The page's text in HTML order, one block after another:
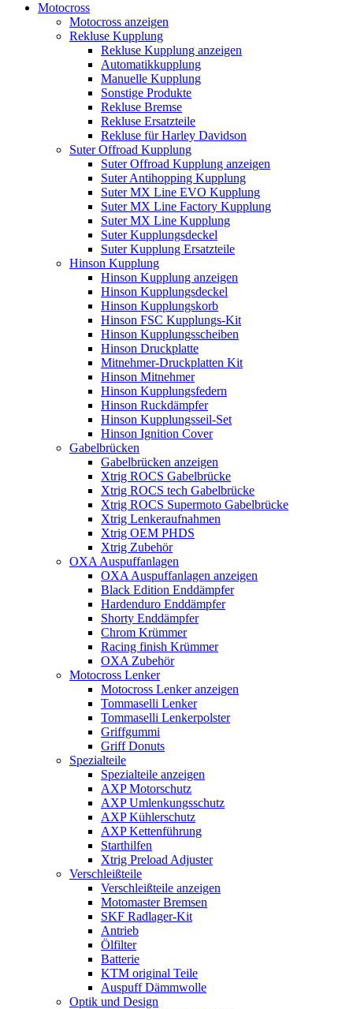
Motocross
Motocross anzeigen
Rekluse Kupplung
Rekluse Kupplung anzeigen
Automatikkupplung
Manuelle Kupplung
Sonstige Produkte
Rekluse Bremse
Rekluse Ersatzteile
Rekluse für Harley Davidson
Suter Offroad Kupplung
Suter Offroad Kupplung anzeigen
Suter Antihopping Kupplung
Suter MX Line EVO Kupplung
Suter MX Line Factory Kupplung
Suter MX Line Kupplung
Suter Kupplungsdeckel
Suter Kupplung Ersatzteile
Hinson Kupplung
Hinson Kupplung anzeigen
Hinson Kupplungsdeckel
Hinson Kupplungskorb
Hinson FSC Kupplungs-Kit
Hinson Kupplungsscheiben
Hinson Druckplatte
Mitnehmer-Druckplatten Kit
Hinson Mitnehmer
Hinson Kupplungsfedern
Hinson Ruckdämpfer
Hinson Kupplungsseil-Set
Hinson Ignition Cover
Gabelbrücken
Gabelbrücken anzeigen
Xtrig ROCS Gabelbrücke
Xtrig ROCS tech Gabelbrücke
Xtrig ROCS Supermoto Gabelbrücke
Xtrig Lenkeraufnahmen
Xtrig OEM PHDS
Xtrig Zubehör
OXA Auspuffanlagen
OXA Auspuffanlagen anzeigen
Black Edition Enddämpfer
Hardenduro Enddämpfer
Shorty Enddämpfer
Chrom Krümmer
Racing finish Krümmer
OXA Zubehör
Motocross Lenker
Motocross Lenker anzeigen
Tommaselli Lenker
Tommaselli Lenkerpolster
Griffgummi
Griff Donuts
Spezialteile
Spezialteile anzeigen
AXP Motorschutz
AXP Umlenkungsschutz
AXP Kühlerschutz
AXP Kettenführung
Starthilfen
Xtrig Preload Adjuster
Verschleißteile
Verschleißteile anzeigen
Motomaster Bremsen
SKF Radlager-Kit
Antrieb
Ölfilter
Batterie
KTM original Teile
Auspuff Dämmwolle
Optik und Design